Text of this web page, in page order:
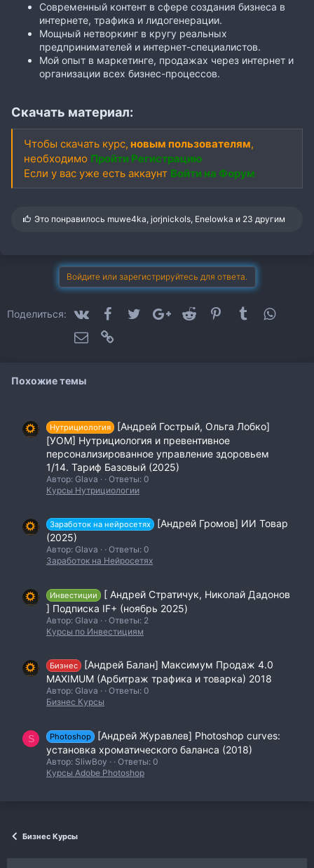
Современный контент в сфере создания бизнеса в
интернете, трафика и лидогенерации.
Мощный нетворкинг в кругу реальных
предпринимателей и интернет-специалистов.
Мой опыт в маркетинге, продажах через интернет и
организации всех бизнес-процессов.
Скачать материал:
Чтобы скачать курс, новым пользователям,
необходимо Пройти Регистрацию
Если у вас уже есть аккаунт Войти на Форум
С
Это понравилось muwe4ka,jorjnickols, Enelowka и 23 другим
Войдите или зарегистрируйтесь для ответа.
Поделиться: VK FacebookTwitterGoogle+Reddit PinterestTumblr
Электронная почта
Похожие темы
Нутрициология
[Андрей Гострый, Ольга Лобко]
[УОМ] Нутрициология и превентивное
персонализированное управление здоровьем
1/14. Тариф Базовый (2025)
Автор: Glava
Ответы: 0
Курсы Нутрициологии
Заработок на нейросетях
[Андрей Громов] ИИ Товар
(2025)
Автор: Glava
Ответы: 0
Заработок на Нейросетях
Инвестиции
[ Андрей Стратичук, Николай Дадонов
] Подписка IF+ (ноябрь 2025)
Автор: Glava
Ответы: 2
Курсы по Инвестициям
Бизнес
[Андрей Балан] Максимум Продаж 4.0
MAXIMUM (Арбитраж трафика и товарка) 2018
Автор: Glava
Ответы: 0
Бизнес Курсы
S Photoshop
[Андрей Журавлев] Photoshop curves:
установка хроматического баланса (2018)
Автор: SliwBoy
Ответы: 0
Курсы Adobe Photoshop
Бизнес Курсы